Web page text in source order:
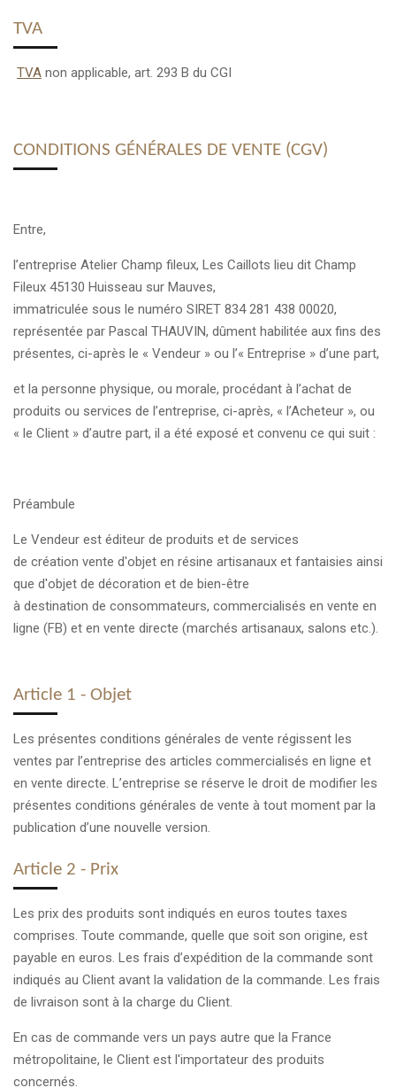
TVA
TVA non applicable, art. 293 B du CGI
CONDITIONS GÉNÉRALES DE VENTE (CGV)
Entre,
l’entreprise Atelier Champ fileux, Les Caillots lieu dit Champ
Fileux 45130 Huisseau sur Mauves,
immatriculée sous le numéro SIRET 834 281 438 00020,
représentée par Pascal THAUVIN, dûment habilitée aux fins des
présentes, ci-après le « Vendeur » ou l’« Entreprise » d’une part,
et la personne physique, ou morale, procédant à l’achat de
produits ou services de l’entreprise, ci-après, « l’Acheteur », ou
« le Client » d’autre part, il a été exposé et convenu ce qui suit :
Préambule
Le Vendeur est éditeur de produits et de services
de création vente d'objet en résine artisanaux et fantaisies ainsi
que d'objet de décoration et de bien-être
à destination de consommateurs, commercialisés en vente en
ligne (FB) et en vente directe (marchés artisanaux, salons etc.).
Article 1 - Objet
Les présentes conditions générales de vente régissent les
ventes par l’entreprise des articles commercialisés en ligne et
en vente directe. L’entreprise se réserve le droit de modifier les
présentes conditions générales de vente à tout moment par la
publication d’une nouvelle version.
Article 2 - Prix
Les prix des produits sont indiqués en euros toutes taxes
comprises. Toute commande, quelle que soit son origine, est
payable en euros. Les frais d’expédition de la commande sont
indiqués au Client avant la validation de la commande. Les frais
de livraison sont à la charge du Client.
En cas de commande vers un pays autre que la France
métropolitaine, le Client est l'importateur des produits
concernés.